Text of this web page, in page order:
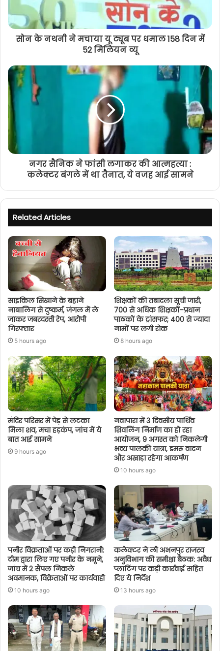
सोन के नथनी ने मचाया यू ट्यूब पर धमाल 158 दिन में
52 मिलियन व्यू
नगर सैनिक ने फांसी लगाकर की आत्महत्या :
कलेक्टर बंगले में था तैनात, ये वजह आई सामने
Related Articles
साइकिल सिखाने के बहाने
नाबालिग से दुष्कर्म, जंगल में ले
जाकर जबरदस्ती रेप, आरोपी
गिरफ्तार
5 hours ago
शिक्षकों की तबादला सूची जारी,
700 से अधिक शिक्षकों-प्रधान
पाठकों के ट्रांसफर; 400 से ज्यादा
नामों पर लगी रोक
8 hours ago
मंदिर परिसर में पेड़ से लटका
मिला शव, मचा हड़कंप, जांच में ये
बात आई सामने
9 hours ago
नवापारा में 3 दिवसीय पार्थिव
शिवलिंग निर्माण का हो रहा
आयोजन, 9 अगस्त को निकलेगी
भव्य पालकी यात्रा, डमरू वादन
और अखाड़ा रहेगा आकर्षण
10 hours ago
पनीर विक्रताओं पर कड़ी निगरानी:
टीम द्वारा लिए गए पनीर के नमूने,
जांच में 2 सैंपल निकले
अवमानक, विक्रेताओं पर कार्यवाही
10 hours ago
कलेक्टर ने ली अभनपुर राजस्व
अनुविभाग की समीक्षा बैठक: अवैध
प्लाटिंग पर कड़ी कार्रवाई सहित
दिए ये निर्देश
13 hours ago